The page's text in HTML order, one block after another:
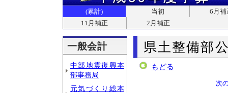
(累計) 当初
6月補
11月補正
2月補正
一般会計
中部地震復興本
部事務局
元気づくり総本
県土整備部
もどる
次